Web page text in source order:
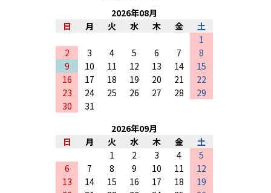
2026年08月
日
月 火 水 木 金
土
1
2
3 4 5 6 7
8
9
10 11 12 13 14
15
16
17 18 19 20 21
22
23
24 25 26 27 28
29
30
31
2026年09月
日
月 火 水 木 金
土
1
2 3 4
5
6
7 8 9 10 11
12
13
14 15 16 17 18
19